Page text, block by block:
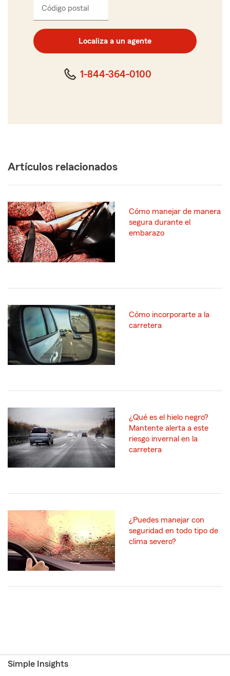
Código postal
código
postal
de
cinco
Localiza a un agente
1-844-364-0100
Artículos relacionados
Cómo manejar de manera
segura durante el
embarazo
Cómo incorporarte a la
carretera
¿Qué es el hielo negro?
Mantente alerta a este
riesgo invernal en la
carretera
¿Puedes manejar con
seguridad en todo tipo de
clima severo?
Simple Insights